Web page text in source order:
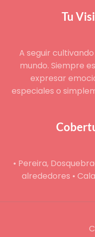
Tu
A seguir
mundo. Siempre
expresar
especiales o
• Pereira,
alrededores •